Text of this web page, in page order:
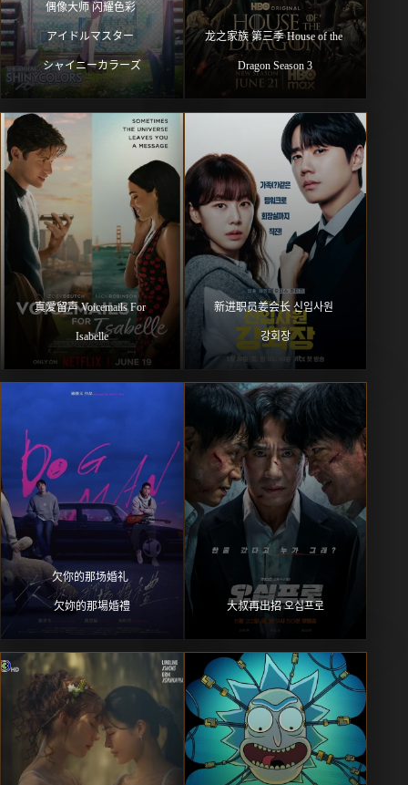
偶像大师 闪耀色彩
アイドルマスター
シャイニーカラーズ
龙之家族 第三季 House of the
Dragon Season 3
真爱留声 Voicemails For
Isabelle
新进职员姜会长 신입사원
강회장
欠你的那场婚礼
欠妳的那場婚禮 大叔再出招 오십프로